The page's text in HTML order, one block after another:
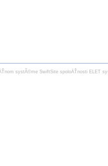
systĂ©me SwiftSite spoloÄŤnosti ELET